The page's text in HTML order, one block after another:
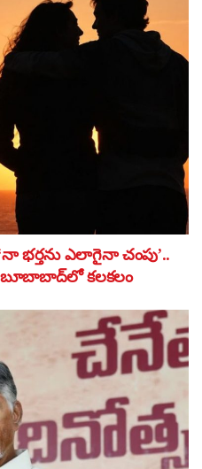
భర్తను ఎలాగైనా చంపు’..
కలకలం